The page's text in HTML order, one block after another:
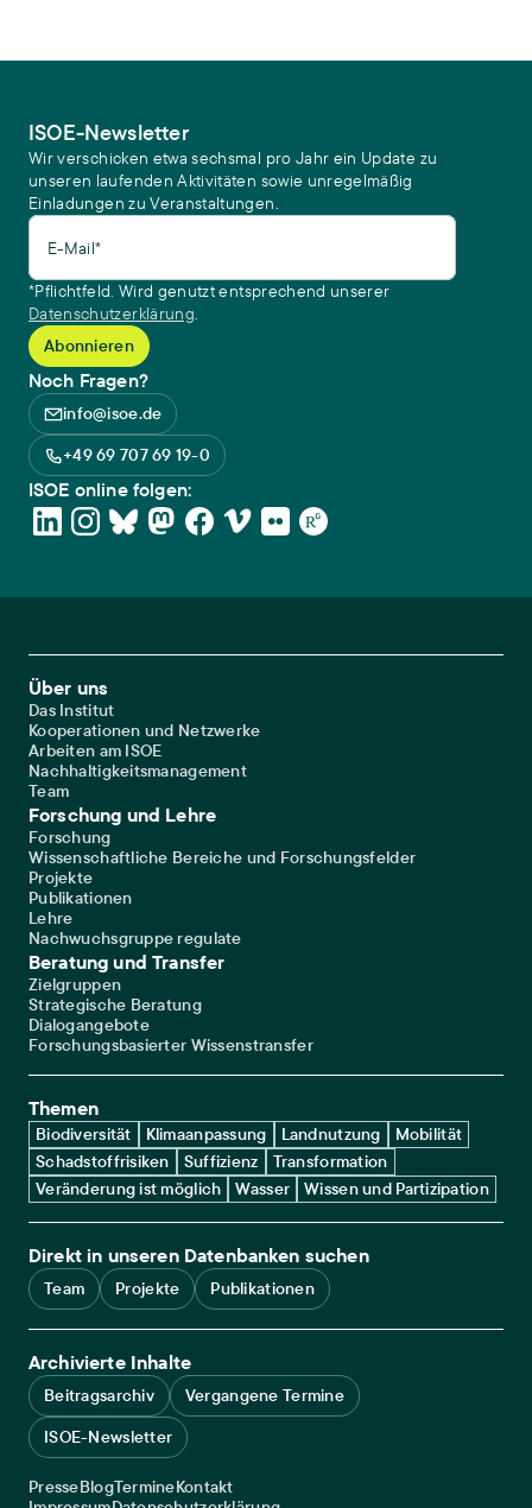
ISOE-Newsletter
Wir verschicken etwa sechsmal pro Jahr ein Update zu
unseren laufenden Aktivitäten sowie unregelmäßig
Einladungen zu Veranstaltungen.
E-Mail*
*Pflichtfeld. Wird genutzt entsprechend unserer
Datenschutzerklärung.
Noch Fragen?
info@isoe.de
+49 69 707 69 19-0
ISOE online folgen:
Footer Main Navigation
Über uns
Das Institut
Kooperationen und Netzwerke
Arbeiten am ISOE
Nachhaltigkeitsmanagement
Team
Forschung und Lehre
Forschung
Wissenschaftliche Bereiche und Forschungsfelder
Projekte
Publikationen
Lehre
Nachwuchsgruppe regulate
Beratung und Transfer
Zielgruppen
Strategische Beratung
Dialogangebote
Forschungsbasierter Wissenstransfer
Themen
Biodiversität Klimaanpassung Landnutzung
Mobilität
Schadstoffrisiken
Suffizienz
Transformation
Veränderung ist möglich
Wasser Wissen und Partizipation
Direkt in unseren Datenbanken suchen
Team Projekte Publikationen
Archivierte Inhalte
Beitragsarchiv
Vergangene Termine
ISOE-Newsletter
Service navigation
PresseBlogTermineKontakt